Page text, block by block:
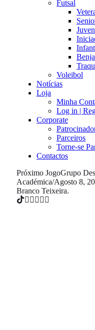
Futsal
Voleibol
Notícias
Loja
Minha
Log in |
Corporate
Parceiros
Torne-se
Contactos
Próximo JogoGrupo
Académica/Agosto 8,
Branco Teixeira.